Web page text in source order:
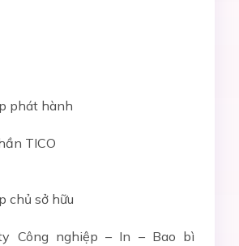
phát hành
TICO
chủ sở hữu
Công nghiệp – In – Bao bì